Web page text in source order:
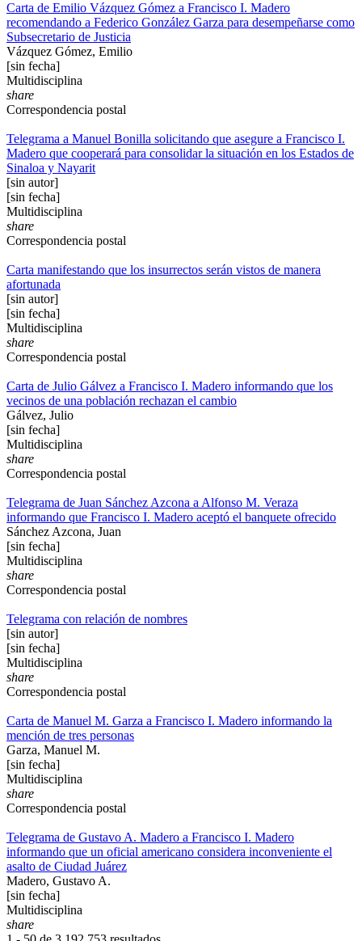
Carta de Emilio Vázquez Gómez a Francisco I. Madero
recomendando a Federico González Garza para desempeñarse como
Subsecretario de Justicia
Vázquez Gómez, Emilio
[sin fecha]
Multidisciplina
share
Correspondencia postal
Telegrama a Manuel Bonilla solicitando que asegure a Francisco I.
Madero que cooperará para consolidar la situación en los Estados de
Sinaloa y Nayarit
[sin autor]
[sin fecha]
Multidisciplina
share
Correspondencia postal
Carta manifestando que los insurrectos serán vistos de manera
afortunada
[sin autor]
[sin fecha]
Multidisciplina
share
Correspondencia postal
Carta de Julio Gálvez a Francisco I. Madero informando que los
vecinos de una población rechazan el cambio
Gálvez, Julio
[sin fecha]
Multidisciplina
share
Correspondencia postal
Telegrama de Juan Sánchez Azcona a Alfonso M. Veraza
informando que Francisco I. Madero aceptó el banquete ofrecido
Sánchez Azcona, Juan
[sin fecha]
Multidisciplina
share
Correspondencia postal
Telegrama con relación de nombres
[sin autor]
[sin fecha]
Multidisciplina
share
Correspondencia postal
Carta de Manuel M. Garza a Francisco I. Madero informando la
mención de tres personas
Garza, Manuel M.
[sin fecha]
Multidisciplina
share
Correspondencia postal
Telegrama de Gustavo A. Madero a Francisco I. Madero
informando que un oficial americano considera inconveniente el
asalto de Ciudad Juárez
Madero, Gustavo A.
[sin fecha]
Multidisciplina
share